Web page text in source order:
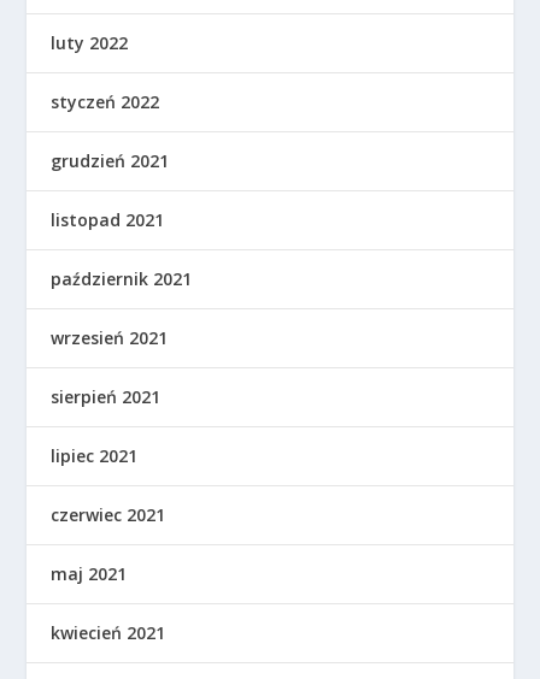
luty 2022
styczeń 2022
grudzień 2021
listopad 2021
październik 2021
wrzesień 2021
sierpień 2021
lipiec 2021
czerwiec 2021
maj 2021
kwiecień 2021